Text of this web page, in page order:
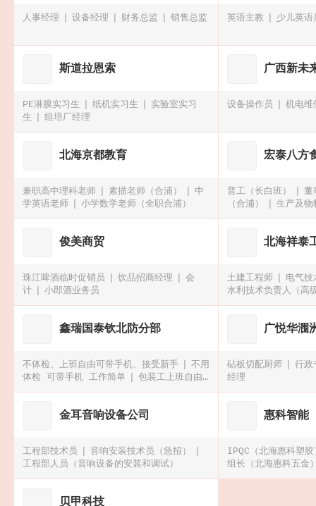
人事经理 设备经理 财务总监 销售总监 英语主教 少儿英语
斯道拉恩索
PE淋膜实习生 纸机实习生
实验室实习
生
组培厂经理
广西新未
设备操作员 机电维
北海京都教育
兼职高中理科老师 素描老师（合浦）
中
学英语老师
小学数学老师（全职合浦）
宏泰八方
普工（长白班）
董
（合浦）
生产及
经理)
俊美商贸
珠江啤酒临时促销员 饮品招商经理
会
计
小郎酒业务员
北海祥泰
土建工程师
电气技
水利技术负责人（高
鑫瑞国泰钦北防分部
不体检、上班自由可带手机、接受新手
不用
体检 可带手机 工作简单
包装工上班自由
可带手机、可预支工资、坐班
180/天招聘
广悦华涠
砧板切配厨师
行政
经理
金耳音响设备公司
工程部技术员
音响安装技术员（急招）
工程部人员（音响设备的安装和调试）
惠科智能
IPQC（北海惠科塑胶
组长（北海惠科五金
科五金）
贝甲科技